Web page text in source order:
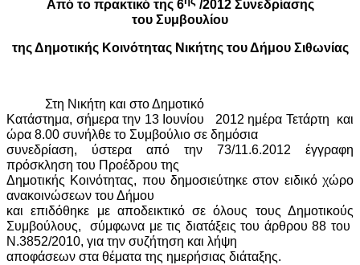
Από το πρακτικό της 6
/2012 Συνεδρίασης
του Συμβουλίου
της Δημοτικής Κοινότητας Νικήτης του Δήμου Σιθωνίας
Στη Νικήτη και στο Δημοτικό
Κατάστημα, σήμερα την 13 Ιουνίου
2012 ημέρα Τετάρτη
και
ώρα 8.00 συνήλθε το Συμβούλιο σε δημόσια
συνεδρίαση, ύστερα από την 73/11.6.2012 έγγραφη
πρόσκληση του Προέδρου της
Δημοτικής Κοινότητας, που δημοσιεύτηκε στον ειδικό χώρο
ανακοινώσεων του Δήμου
και επιδόθηκε με αποδεικτικό σε όλους τους Δημοτικούς
Συμβούλους,
σύμφωνα με τις διατάξεις του άρθρου 88 του
Ν.3852/2010, για την συζήτηση και λήψη
αποφάσεων στα θέματα της ημερήσιας διάταξης.